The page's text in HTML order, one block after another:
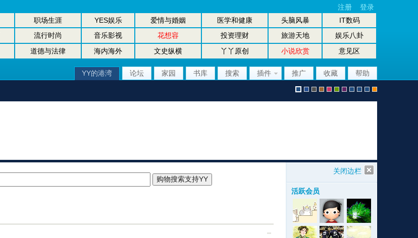
职场生涯 YES娱乐 爱情与婚姻 医学和健康 头脑风暴
IT数码
流行时尚 音乐影视 花想容 投资理财 旅游天地
娱乐八卦
道德与法律 海内海外 文史纵横 丫丫原创 小说欣赏
意见区
注册 登录
YY的港湾 论坛 家园 书库 搜索 插件 推广 收藏 帮助
认
风
l
u
r
a
r
o
i
n
r
e
u 坛
风
大
镜
坛
办
机
关闭边栏
活跃会员